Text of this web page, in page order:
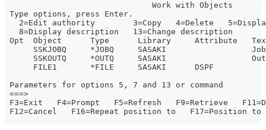
                               Work with Objects
Type options, press Enter.
2=Edit authority        3=Copy   4=Delete
   8=Display description   13=Change description
Opt  Object      Type      Library     Attribute
SSKJOBQ     *JOBQ     SASAKI
SSKOUTQ     *OUTQ     SASAKI
      FILE1       *FILE     SASAKI      DSPF
Parameters for options 5, 7 and 13 or command
===>
F3=Exit   F4=Prompt   F5=Refresh   F9=Retrieve
F12=Cancel   F16=Repeat position to   F17=Position to